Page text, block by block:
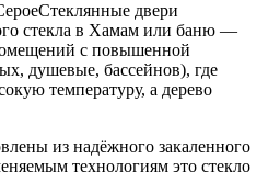
Стеклянные двери
стекла в Хамам или баню —
с повышенной
душевые, бассейнов), где
температуру, а дерево
из надёжного закаленного
технологиям это стекло